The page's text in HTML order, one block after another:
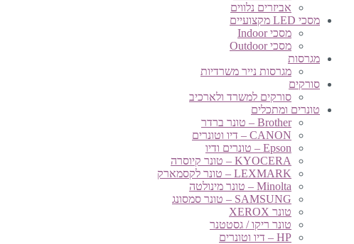
אביזרים נלווים
מסכי LED מקצועיים
מסכי Indoor
מסכי Outdoor
מגרסות
מגרסות נייר משרדיות
סורקים
סורקים למשרד ולארכיב
טונרים ומתכלים
Brother – טונר ברדר
CANON – דיו וטונרים
Epson – טונרים ודיו
KYOCERA – טונר קיוסרה
LEXMARK – טונר לקסמארק
Minolta – טונר מינולטה
SAMSUNG – טונר סמסונג
טונר XEROX
טונר ריקו / גסטטנר
HP – דיו וטונרים